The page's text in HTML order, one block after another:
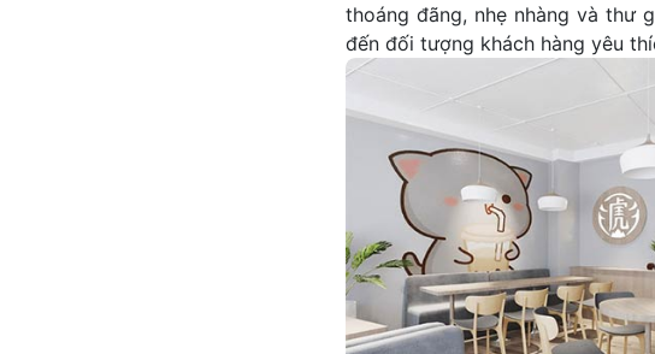
thoáng đãng, nhẹ nhàng và thư
đến đối tượng khách hàng yêu